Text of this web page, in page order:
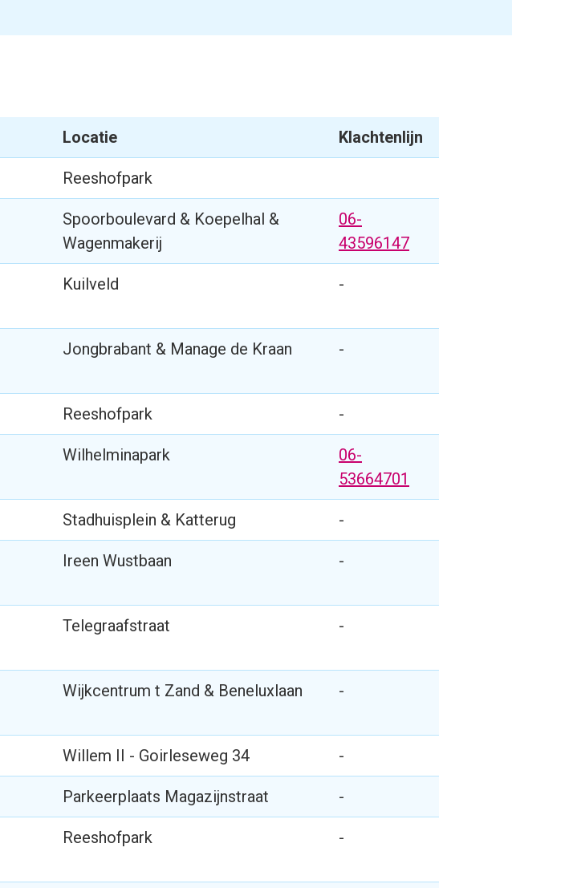
Locatie Klachtenlijn
Reeshofpark
Spoorboulevard & Koepelhal &
Wagenmakerij
06-
43596147
Kuilveld -
Jongbrabant & Manage de Kraan -
Reeshofpark -
Wilhelminapark
06-
53664701
Stadhuisplein & Katterug -
Ireen Wustbaan -
Telegraafstraat -
Wijkcentrum t Zand & Beneluxlaan -
Willem II - Goirleseweg 34 -
Parkeerplaats Magazijnstraat -
Reeshofpark -